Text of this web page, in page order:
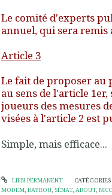
Le comité d'experts
annuel, qui sera remis
Article 3
Le fait de proposer au
au sens de l'article
joueurs des mesures
visées à l'article 2 est
Simple, mais efficace...
LIEN PERMANENT CATÉGORIES
MODEM, BAYROU, SÉNAT, ABOUT,